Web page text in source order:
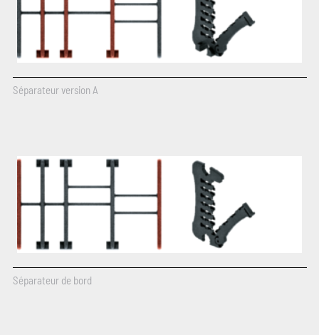
Séparateur version A
Séparateur de bord